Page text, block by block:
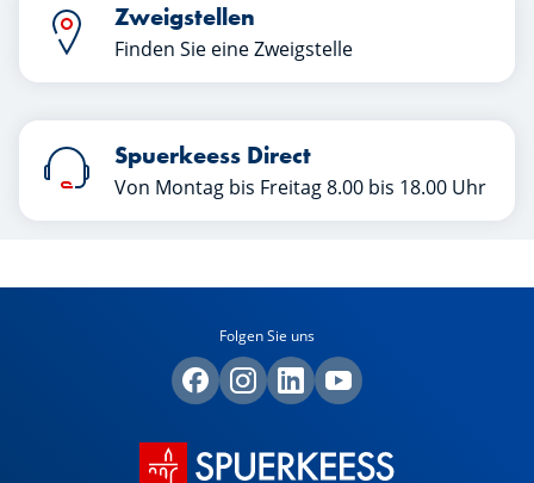
Zweigstellen
Finden Sie eine Zweigstelle
Spuerkeess Direct
Von Montag bis Freitag 8.00 bis 18.00 Uhr
Folgen Sie uns